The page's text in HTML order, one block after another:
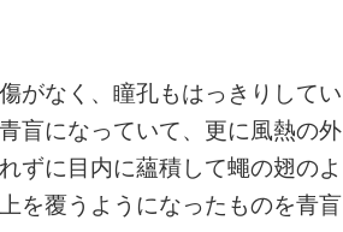
がなく、瞳孔もはっきりしてい
盲になっていて、更に風熱の外
ずに目内に蘊積して蠅の翅のよ
を覆うようになったものを青盲